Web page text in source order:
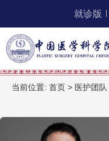
就诊版
当前位置: 首页 > 医护团队